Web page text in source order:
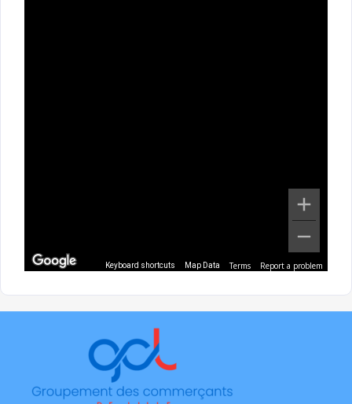
Keyboard shortcuts Map Data Terms Report a problem